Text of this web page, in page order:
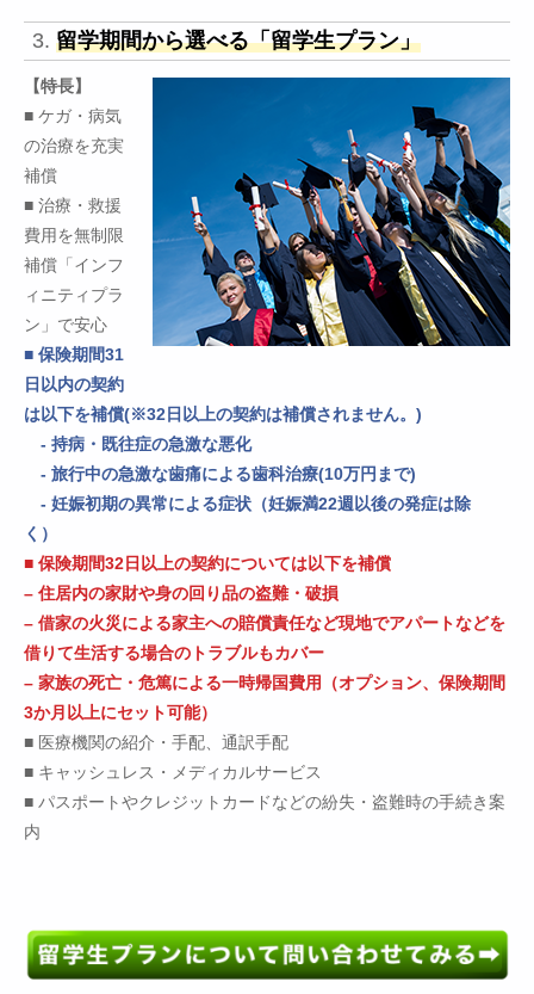
3.留学期間から選べる「留学生プラン」
【特長】
■ ケガ・病気
の治療を充実
補償
■ 治療・救援
費用を無制限
補償「インフ
ィニティプラ
ン」で安心
■ 保険期間31
日以内の契約
は以下を補償(※32日以上の契約は補償されません。)
- 持病・既往症の急激な悪化
- 旅行中の急激な歯痛による歯科治療(10万円まで)
- 妊娠初期の異常による症状（妊娠満22週以後の発症は除
く）
■ 保険期間32日以上の契約については以下を補償
– 住居内の家財や身の回り品の盗難・破損
– 借家の火災による家主への賠償責任など現地でアパートなどを
借りて生活する場合のトラブルもカバー
– 家族の死亡・危篤による一時帰国費用（オプション、保険期間
3か月以上にセット可能）
■ 医療機関の紹介・手配、通訳手配
■ キャッシュレス・メディカルサービス
■ パスポートやクレジットカードなどの紛失・盗難時の手続き案
内